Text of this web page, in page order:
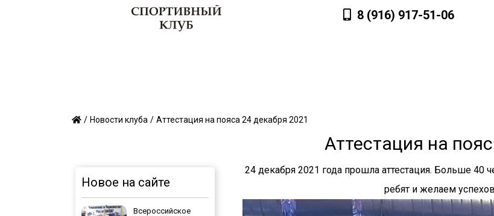
8 (916) 917-51-06
/ Новости клуба / Аттестация на пояса 24 декабря 2021
Новое на сайте
Всероссийское
Аттестация на
24 декабря 2021 года прошла аттестация. Больше
ребят и желаем